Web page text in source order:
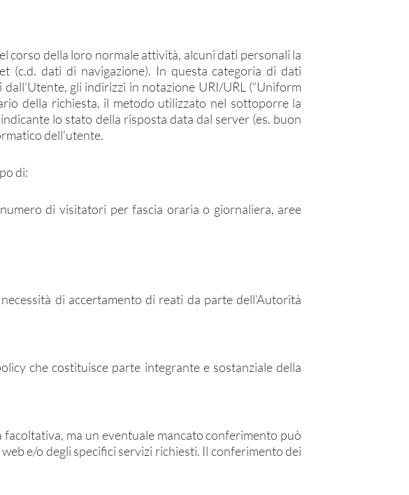
corso della loro normale attività, alcuni dati personali la
(c.d. dati di navigazione). In questa categoria di dati
gli indirizzi in notazione URI/URL (“Uniform
della richiesta, il metodo utilizzato nel sottoporre la
lo stato della risposta data dal server (es. buon
dell’utente.
di:
di visitatori per fascia oraria o giornaliera, aree
di accertamento di reati da parte dell’Autorità
che costituisce parte integrante e sostanziale della
ma un eventuale mancato conferimento può
e/o degli specifici servizi richiesti. Il conferimento dei